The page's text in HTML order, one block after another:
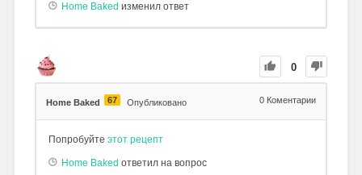
Home Baked изменил ответ
0
Home Baked 67 Опубликовано 0 Коментарии
Попробуйте этот рецепт
Home Baked ответил на вопрос